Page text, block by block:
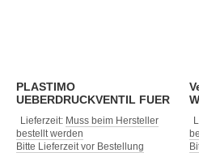
PLASTIMO
UEBERDRUCKVENTIL FUER
Lieferzeit: Muss beim Hersteller
bestellt werden
Bitte Lieferzeit vor Bestellung